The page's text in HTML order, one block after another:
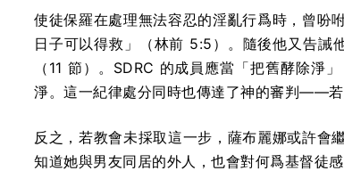
使徒保羅在處理無法容忍的淫亂行爲時，曾吩
日子可以得救」（林前 5:5）。隨後他又告誡
（11 節）。SDRC 的成員應當「把舊酵除淨
淨。這一紀律處分同時也傳達了神的審判——若
反之，若教會未採取這一步，薩布麗娜或許會
知道她與男友同居的外人，也會對何爲基督徒感